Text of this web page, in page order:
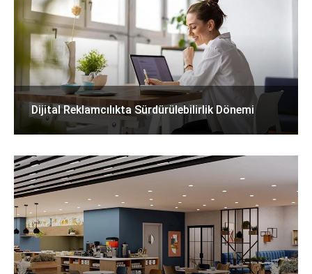
Dijital Reklamcılıkta Sürdürülebilirlik Dönemi